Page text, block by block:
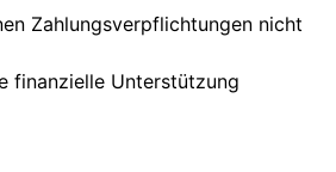
Zahlungsverpflichtungen nicht
finanzielle Unterstützung